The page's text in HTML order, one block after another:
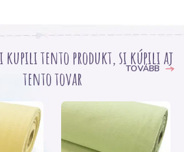
kupili tento produkt, si kúpili aj
tento tovar
TOVÁBB